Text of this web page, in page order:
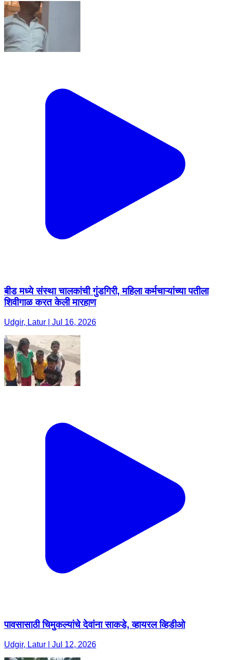
बीड मध्ये संस्था चालकांची गुंडगिरी, महिला कर्मचाऱ्यांच्या पतीला
शिवीगाळ करत केली मारहाण
Udgir, Latur | Jul 16, 2026
पावसासाठी चिमुकल्यांचे देवांना साकडे, व्हायरल व्हिडीओ
Udgir, Latur | Jul 12, 2026